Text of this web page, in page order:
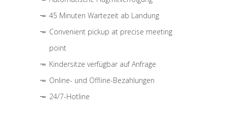
45 Minuten Wartezeit ab Landung
Convenient pickup at precise meeting
point
Kindersitze verfügbar auf Anfrage
Online- und Offline-Bezahlungen
24/7-Hotline